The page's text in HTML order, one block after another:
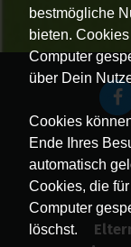
bestmögliche
bieten.
Computer
über Dein
Cookies
Ende Ihres
automatisch
Cookies, die
Computer
löschst.